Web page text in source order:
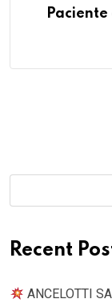
Recent
ANCELOTTI